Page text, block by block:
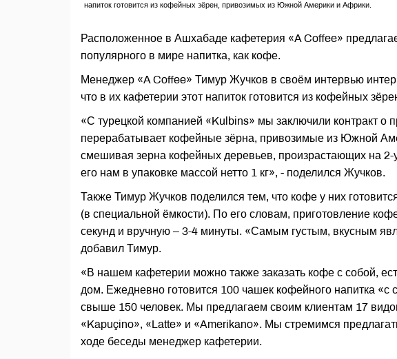
напиток готовится из кофейных зёрен, привозимых из Южной Америки и Африки.
Расположенное в Ашхабаде кафетерия «A Coffee»
популярного в мире напитка, как кофе.
Менеджер «A Coffee» Тимур Жучков в своём интервью
что в их кафетерии этот напиток готовится из кофейных
«С турецкой компанией «Kulbins» мы заключили контракт о
перерабатывает кофейные зёрна, привозимые из Южной
смешивая зерна кофейных деревьев, произрастающих на 2-
его нам в упаковке массой нетто 1 кг», - поделился Жучков.
Также Тимур Жучков поделился тем, что кофе у них
(в специальной ёмкости). По его словам, приготовление
секунд и вручную – 3-4 минуты. «Самым густым, вкусным
добавил Тимур.
«В нашем кафетерии можно также заказать кофе с собой,
дом. Ежедневно готовится 100 чашек кофейного напитка
свыше 150 человек. Мы предлагаем своим клиентам 17
«Kapuçino», «Latte» и «Amerikano». Мы стремимся
ходе беседы менеджер кафетерии.